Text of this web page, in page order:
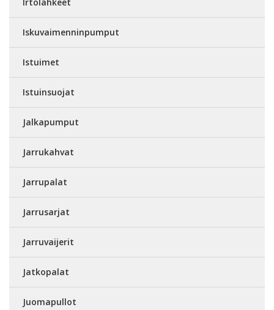
Iskuvaimenninpumput
Istuimet
Istuinsuojat
Jalkapumput
Jarrukahvat
Jarrupalat
Jarrusarjat
Jarruvaijerit
Jatkopalat
Juomapullot